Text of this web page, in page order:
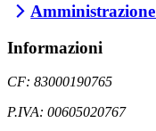
Informazioni
CF: 83000190765
P.IVA: 00605020767